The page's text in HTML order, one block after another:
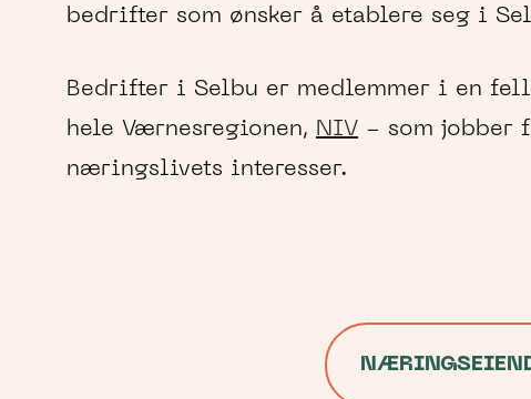
bedrifter som ønsker å etablere seg i
Bedrifter i Selbu er medlemmer i en
hele Værnesregionen, NIV - som jobber
næringslivets interesser.